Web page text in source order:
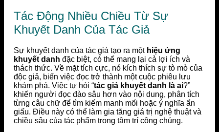
Tác Động Nhiều Chiều Từ Sự
Khuyết Danh Của Tác Giả
Sự khuyết danh của tác giả tạo ra một hiệu ứng
khuyết danh đặc biệt, có thể mang lại cả lợi ích và
thách thức. Về mặt tích cực, nó kích thích sự tò mò của
độc giả, biến việc đọc trở thành một cuộc phiêu lưu
khám phá. Việc tự hỏi “tác giả khuyết danh là ai?”
khiến người đọc đào sâu hơn vào nội dung, phân tích
từng câu chữ để tìm kiếm manh mối hoặc ý nghĩa ẩn
giấu. Điều này có thể làm gia tăng giá trị nghệ thuật và
chiều sâu của tác phẩm trong tâm trí công chúng.